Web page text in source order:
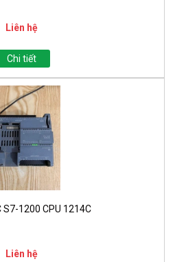
Liên hệ
Chi tiết
S7-1200 CPU 1214C
Liên hệ